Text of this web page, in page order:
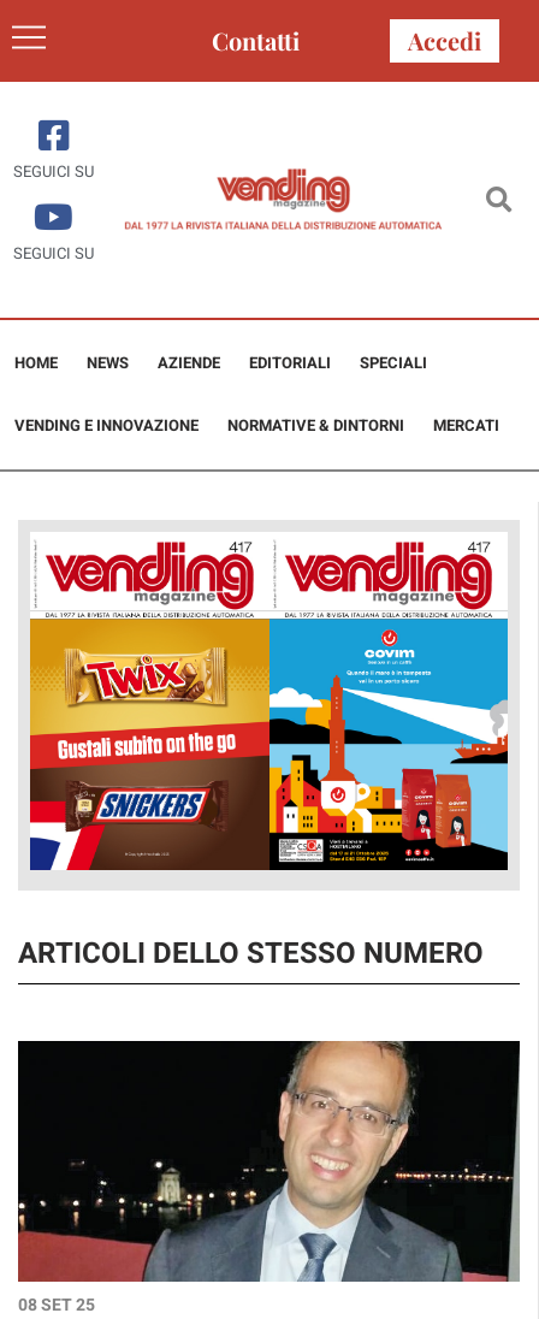
Contatti Accedi
SEGUICI SU
SEGUICI SU
HOME NEWS AZIENDE EDITORIALI SPECIALI
VENDING E INNOVAZIONE NORMATIVE & DINTORNI MERCATI
ARTICOLI DELLO STESSO NUMERO
08 SET 25